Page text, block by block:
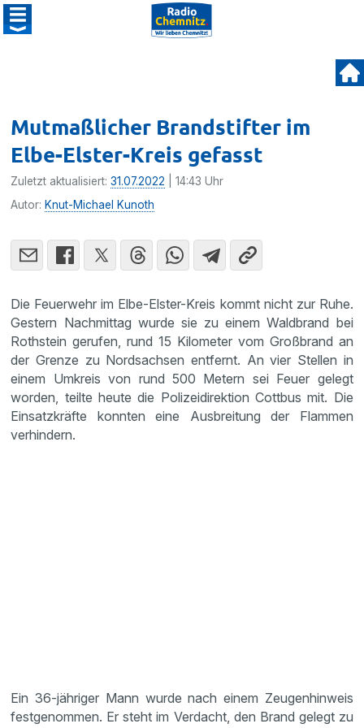
Mutmaßlicher Brandstifter im
Elbe-Elster-Kreis gefasst
Zuletzt aktualisiert:31.07.2022 | 14:43 Uhr
Autor: Knut-Michael Kunoth
Die Feuerwehr im Elbe-Elster-Kreis kommt nicht zur Ruhe.
Gestern Nachmittag wurde sie zu einem Waldbrand bei
Rothstein gerufen, rund 15 Kilometer vom Großbrand an
der Grenze zu Nordsachsen entfernt. An vier Stellen in
einem Umkreis von rund 500 Metern sei Feuer gelegt
worden, teilte heute die Polizeidirektion Cottbus mit. Die
Einsatzkräfte konnten eine Ausbreitung der Flammen
verhindern.
Ein 36-jähriger Mann wurde nach einem Zeugenhinweis
festgenommen. Er steht im Verdacht, den Brand gelegt zu